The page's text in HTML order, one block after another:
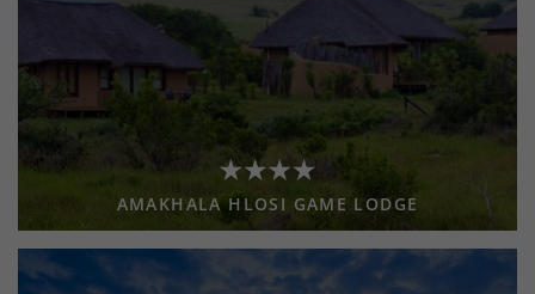
AMAKHALA HLOSI GAME LODGE